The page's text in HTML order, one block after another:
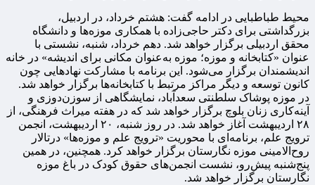
محیط طباطبایی در ادامه گفت: هشتم خرداد، در اردبیل،
بزرگداشتی برای دکتر حاجی‌زاده با همکاری موزه‌ها و دانشگاه
محقق اردبیلی برگزار خواهد شد. دهم خرداد، شنبه، نشستی با
عنوان «کتابخانه و موزه؛ موزه به‌عنوان مکانی برای اندیشه» در خانه
اندیشمندان برگزار می‌شود. این برنامه با مشارکت نهادهایی چون
کانون توسعه و دیگر مراکز مرتبط با کتابخانه‌ها برگزار خواهد شد.
در موزه پوشاک سلطنتی سعدآباد، نمایشگاهی از سوزن‌دوزی و
آینه‌کاری زنان بلوچ برگزار خواهد شد که در هفته میراث فرهنگی، از
۲۸ اردیبهشت آغاز خواهد شد. در روز شنبه، ۲۰ اردیبهشت، انجمن
ترویج علم، برنامه‌ای با محوریت «ترویج علم و موزه‌ها» درتالار
روح‌الامینی موزه نگارستان برگزار خواهد کرد. همچنین، در همین
پنج‌شنبه پیش‌رو، نشست انجمن‌های حقوق کودک در باغ موزه
نگارستان برگزار خواهد شد.